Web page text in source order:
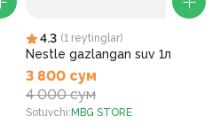
4.3 (1 reytinglar)
Nestle gazlangan suv 1л
3 800 сум
4 000 сум
Sotuvchi: MBG STORE